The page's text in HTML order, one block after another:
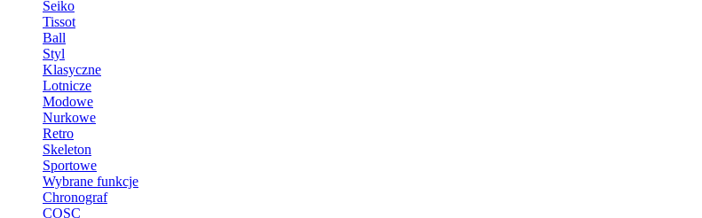
Seiko
Tissot
Ball
Styl
Klasyczne
Lotnicze
Modowe
Nurkowe
Retro
Skeleton
Sportowe
Wybrane funkcje
Chronograf
COSC